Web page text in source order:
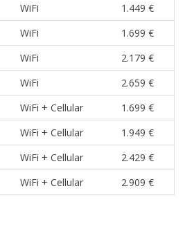
WiFi
1.449 €
WiFi
1.699 €
WiFi
2.179 €
WiFi
2.659 €
WiFi + Cellular
1.699 €
WiFi + Cellular
1.949 €
WiFi + Cellular
2.429 €
WiFi + Cellular 2.909 €